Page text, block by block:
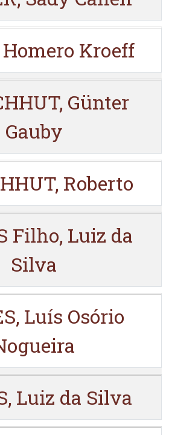
Homero Kroeff
Günter
Gauby
Roberto
Filho, Luiz da
Silva
Luís Osório
Luiz da Silva